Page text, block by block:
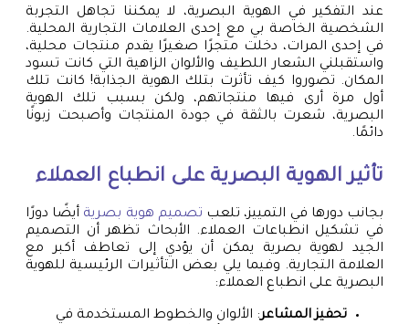
عند التفكير في الهوية البصرية، لا يمكننا تجاهل التجربة
الشخصية الخاصة بي مع إحدى العلامات التجارية المحلية.
في إحدى المرات، دخلت متجرًا صغيرًا يقدم منتجات محلية،
واستقبلني الشعار اللطيف والألوان الزاهية التي كانت تسود
المكان. تصوروا كيف تأثرت بتلك الهوية الجذابة! كانت تلك
أول مرة أرى فيها منتجاتهم، ولكن بسبب تلك الهوية
البصرية، شعرت بالثقة في جودة المنتجات وأصبحت زبونًا
دائمًا.
تأثير الهوية البصرية على انطباع العملاء
بجانب دورها في التمييز، تلعب تصميم هوية بصرية أيضًا دورًا
في تشكيل انطباعات العملاء. الأبحاث تظهر أن التصميم
الجيد لهوية بصرية يمكن أن يؤدي إلى تعاطف أكبر مع
العلامة التجارية. وفيما يلي بعض التأثيرات الرئيسية للهوية
البصرية على انطباع العملاء:
تحفيز المشاعر: الألوان والخطوط المستخدمة في